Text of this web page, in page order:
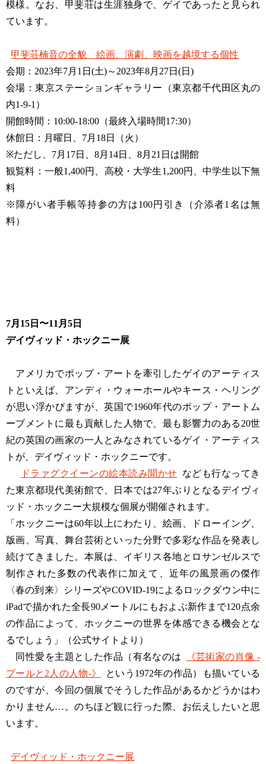
模様。なお、甲斐荘は生涯独身で、ゲイであったと見られ
ています。
甲斐荘楠音の全貌 絵画、演劇、映画を越境する個性
会期：2023年7月1日(土)～2023年8月27日(日)
会場：東京ステーションギャラリー（東京都千代田区丸の
内1-9-1）
開館時間：10:00-18:00（最終入場時間17:30）
休館日：月曜日、7月18日（火）
※ただし、7月17日、8月14日、8月21日は開館
観覧料：一般1,400円、高校・大学生1,200円、中学生以下無
料
※障がい者手帳等持参の方は100円引き（介添者1名は無
料）
7月15日〜11月5日
デイヴィッド・ホックニー展
アメリカでポップ・アートを牽引したゲイのアーティス
トといえば、アンディ・ウォーホールやキース・ヘリング
が思い浮かびますが、英国で1960年代のポップ・アートム
ーブメントに最も貢献した人物で、最も影響力のある20世
紀の英国の画家の一人とみなされているゲイ・アーティス
トが、デイヴィッド・ホックニーです。
ドラァグクイーンの絵本読み聞かせ なども行なってき
た東京都現代美術館で、日本では27年ぶりとなるデイヴィ
ッド・ホックニー大規模な個展が開催されます。
「ホックニーは60年以上にわたり、絵画、ドローイング、
版画、写真、舞台芸術といった分野で多彩な作品を発表し
続けてきました。本展は、イギリス各地とロサンゼルスで
制作された多数の代表作に加えて、近年の風景画の傑作
〈春の到来〉シリーズやCOVID-19によるロックダウン中に
iPadで描かれた全長90メートルにもおよぶ新作まで120点余
の作品によって、ホックニーの世界を体感できる機会とな
るでしょう」（公式サイトより）
同性愛を主題とした作品（有名なのは
《芸術家の肖像 -
プールと2人の人物-》
という1972年の作品）も描いている
のですが、今回の個展でそうした作品があるかどうかはわ
かりません…。のちほど観に行った際、お伝えしたいと思
います。
デイヴィッド・ホックニー展